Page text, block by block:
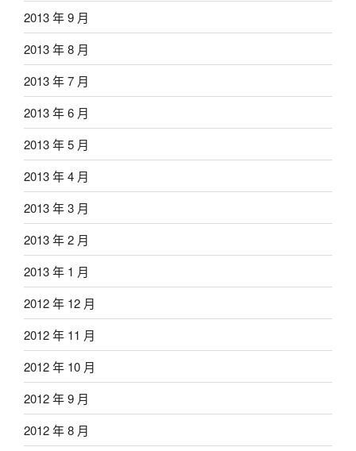
2013 年 9 月
2013 年 8 月
2013 年 7 月
2013 年 6 月
2013 年 5 月
2013 年 4 月
2013 年 3 月
2013 年 2 月
2013 年 1 月
2012 年 12 月
2012 年 11 月
2012 年 10 月
2012 年 9 月
2012 年 8 月